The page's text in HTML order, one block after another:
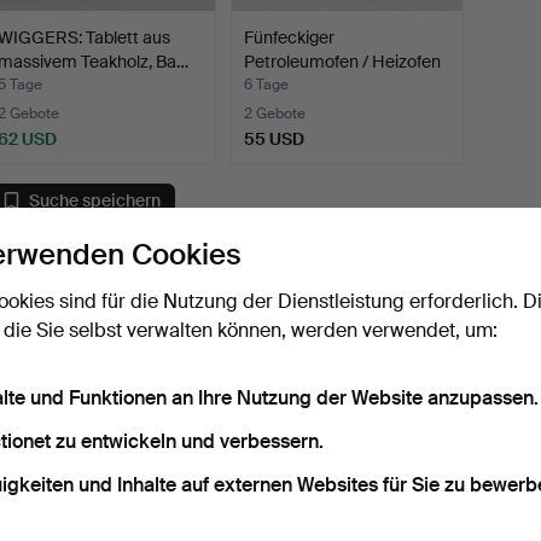
Tablett aus
massivem Teakholz, Ba…
5 Tage
Gebote
USD
Fünfeckiger
Petroleumofen / Heizofen
aus G…
6 Tage
2 Gebote
55 USD
Suche speichern
können auch inBeendete Auktionen aus unserem Archiv
Cookies
sind für die Nutzung der Dienstleistung erforderlich.
Sie selbst verwalten können, werden verwendet, um:
und Funktionen an Ihre Nutzung der Website anzupassen.
zu entwickeln und verbessern.
und Inhalte auf externen Websites für Sie zu